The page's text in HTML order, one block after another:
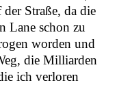
Straße, da die
Lane schon zu
worden und
die Milliarden
ich verloren